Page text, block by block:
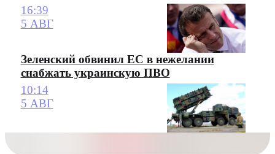
16:39
5 АВГ
Зеленский обвинил ЕС в нежелании
снабжать украинскую ПВО
10:14
5 АВГ